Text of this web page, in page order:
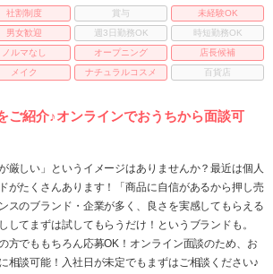
社割制度 賞与
未経験OK
男女歓迎 週3日勤務OK
時短勤務OK
ノルマなし オープニング
店長候補
メイク ナチュラルコスメ 百貨店
ご紹介♪オンラインでおうちから面談可
厳しい」というイメージはありませんか？最近は個人
がたくさんあります！「商品に自信があるから押し売
スのブランド・企業が多く、良さを実感してもらえる
してまずは試してもらうだけ！というブランドも。
方でももちろん応募OK！オンライン面談のため、お
相談可能！入社日が未定でもまずはご相談ください♪